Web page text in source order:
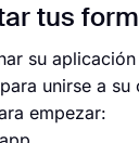
tus
su
unirse a su
empezar: